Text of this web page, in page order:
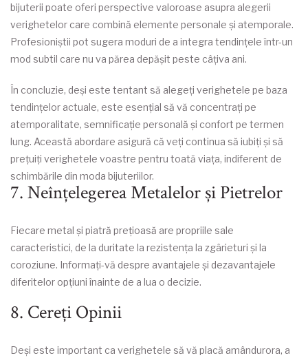
bijuterii poate oferi perspective valoroase asupra alegerii
verighetelor care combină elemente personale și atemporale.
Profesioniștii pot sugera moduri de a integra tendințele într-un
mod subtil care nu va părea depășit peste câțiva ani.
În concluzie, deși este tentant să alegeți verighetele pe baza
tendințelor actuale, este esențial să vă concentrați pe
atemporalitate, semnificație personală și confort pe termen
lung. Această abordare asigură că veți continua să iubiți și să
prețuiți verighetele voastre pentru toată viața, indiferent de
schimbările din moda bijuteriilor.
7. Neînțelegerea Metalelor și Pietrelor
Fiecare metal și piatră prețioasă are propriile sale
caracteristici, de la duritate la rezistența la zgârieturi și la
coroziune. Informați-vă despre avantajele și dezavantajele
diferitelor opțiuni înainte de a lua o decizie.
8. Cereți Opinii
Deși este important ca verighetele să vă placă amândurora, a